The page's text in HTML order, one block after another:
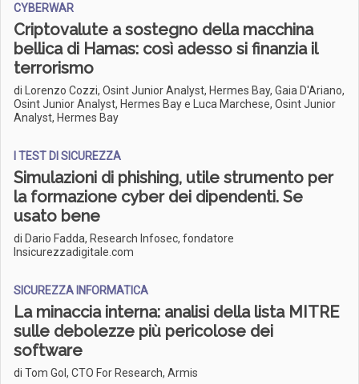
CYBERWAR
Criptovalute a sostegno della macchina
bellica di Hamas: così adesso si finanzia il
terrorismo
di Lorenzo Cozzi, Osint Junior Analyst, Hermes Bay, Gaia D'Ariano,
Osint Junior Analyst, Hermes Bay e Luca Marchese, Osint Junior
Analyst, Hermes Bay
I TEST DI SICUREZZA
Simulazioni di phishing, utile strumento per
la formazione cyber dei dipendenti. Se
usato bene
di Dario Fadda, Research Infosec, fondatore
Insicurezzadigitale.com
SICUREZZA INFORMATICA
La minaccia interna: analisi della lista MITRE
sulle debolezze più pericolose dei
software
di Tom Gol, CTO For Research, Armis